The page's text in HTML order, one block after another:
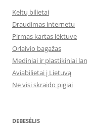
Keltų bilietai
Draudimas internetu
Pirmas kartas lėktuve
Orlaivio bagažas
Mediniai ir plastikiniai
Aviabilietai į Lietuvą
Ne visi skraido pigiai
DEBESĖLIS